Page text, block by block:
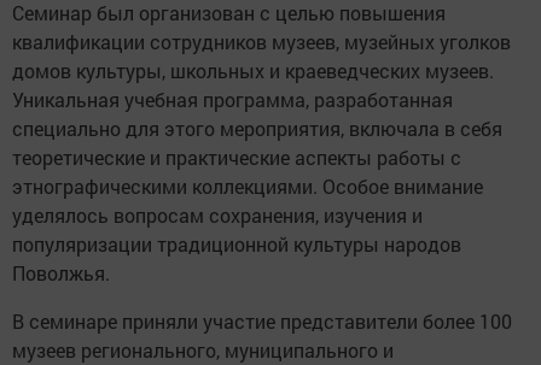
Семинар был организован с целью повышения
квалификации сотрудников музеев, музейных уголков
домов культуры, школьных и краеведческих музеев.
Уникальная учебная программа, разработанная
специально для этого мероприятия, включала в себя
теоретические и практические аспекты работы с
этнографическими коллекциями. Особое внимание
уделялось вопросам сохранения, изучения и
популяризации традиционной культуры народов
Поволжья.
В семинаре приняли участие представители более 100
музеев регионального, муниципального и